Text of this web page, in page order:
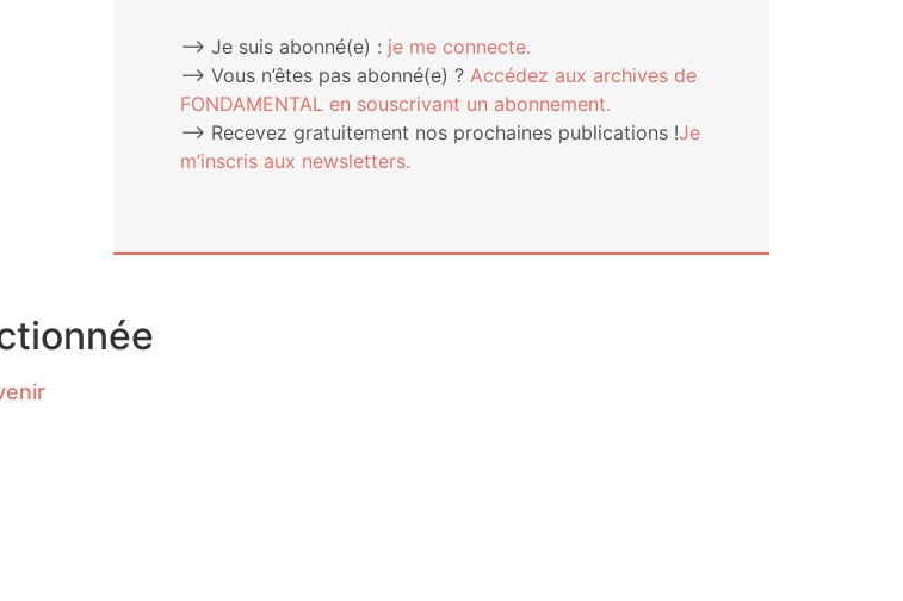
⟶ Je suis abonné(e) : je me connecte.
⟶ Vous n’êtes pas abonné(e) ? Accé­dez aux archives de
FONDAMENTAL en sous­cri­vant un abonnement.
⟶ Rece­vez gra­tui­te­ment nos pro­chaines publi­ca­tions !Je
m’ins­cris aux newsletters.